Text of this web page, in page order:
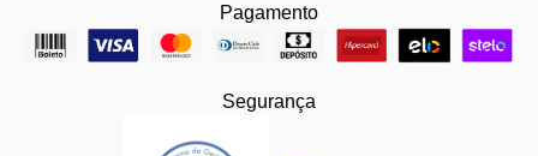
Pagamento
Segurança